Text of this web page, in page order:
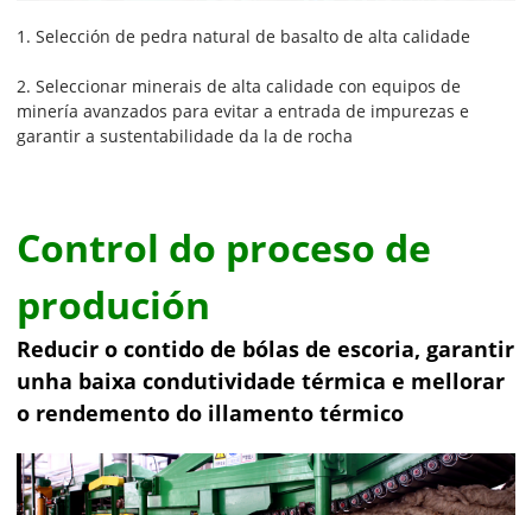
1. Selección de pedra natural de basalto de alta calidade
2. Seleccionar minerais de alta calidade con equipos de
minería avanzados para evitar a entrada de impurezas e
garantir a sustentabilidade da la de rocha
Control do proceso de
produción
Reducir o contido de bólas de escoria, garantir
unha baixa condutividade térmica e mellorar
o rendemento do illamento térmico